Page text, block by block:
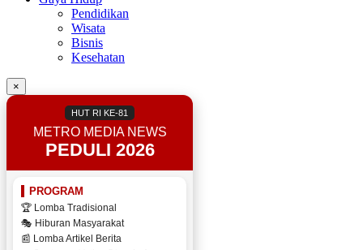
Pendidikan
Wisata
Bisnis
Kesehatan
×
HUT RI KE-81
METRO MEDIA NEWS
PEDULI 2026
PROGRAM
🏆 Lomba Tradisional
🎭 Hiburan Masyarakat
📰 Lomba Artikel Berita